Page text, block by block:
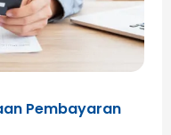
Pembayaran